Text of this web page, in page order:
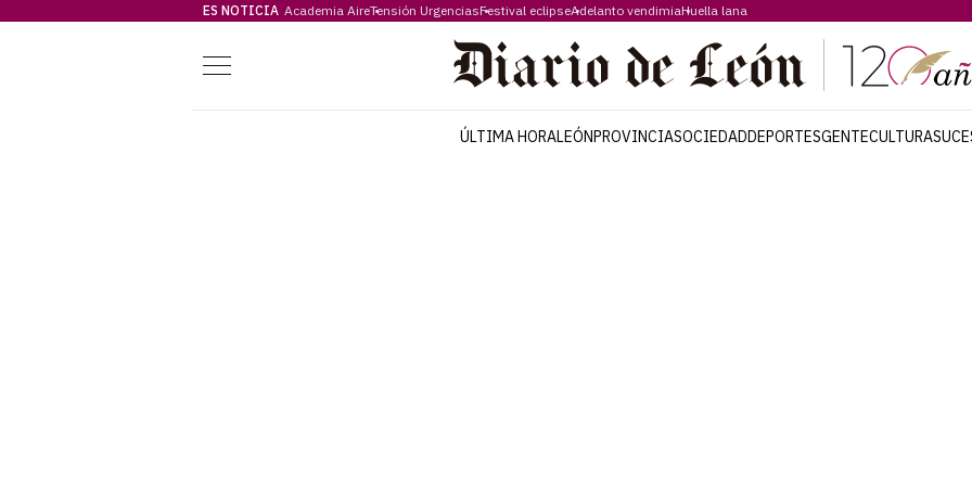
ES NOTICIA Academia AireTensión UrgenciasFestival eclipseAdelanto vendimiaHuella lana
Menú
ÚLTIMA HORALEÓNPROVINCIASOCIEDADDEPORTESGENTECULTURA